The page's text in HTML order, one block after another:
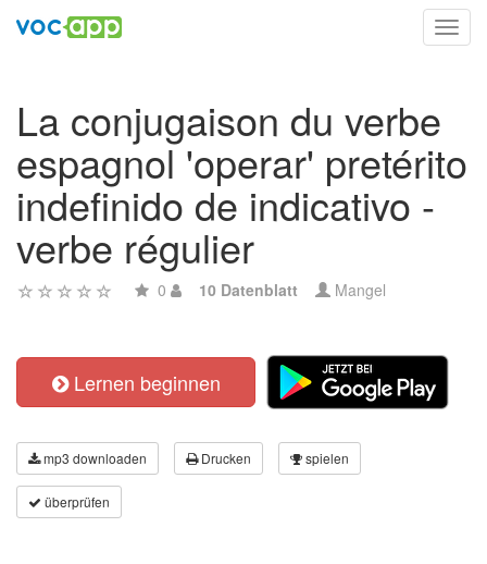
La conjugaison du verbe
espagnol 'operar' pretérito
indefinido de indicativo -
verbe régulier
0 10 Datenblatt Mangel
Lernen beginnen
mp3 downloaden Drucken spielen
überprüfen